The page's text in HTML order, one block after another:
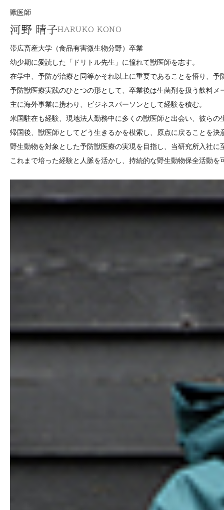
獣医師
河野 晴子HARUKO KONO
帯広畜産大学（食品有害微生物分野）卒業
幼少期に愛読した「ドリトル先生」に憧れて獣医師を志す。
在学中、予防が治療と同等かそれ以上に重要であることを悟り、予
予防獣医療実践のひとつの形として、卒業後は生菌剤を扱う飲料
主に海外事業に携わり、ビジネスパーソンとして経験を積む。
米国駐在も経験、現地法人勤務中に多くの獣医師と出会い、彼らの
帰国後、獣医師としてどう生きるかを模索し、原点に戻ることを決
野生動物を対象とした予防獣医療の実現を目指し、当研究所入社に
これまで培った経験と人脈を活かし、持続的な野生動物保全活動